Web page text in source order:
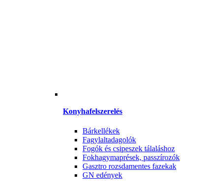
Konyhafelszerelés
Bárkellékek
Fagylaltadagolók
Fogók és csipeszek tálaláshoz
Fokhagymaprések, passzírozók
Gasztro rozsdamentes fazekak
GN edények